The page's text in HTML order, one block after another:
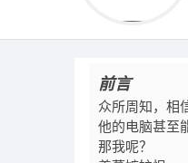
前言
众所周知，相
他的电脑甚至
那我呢？